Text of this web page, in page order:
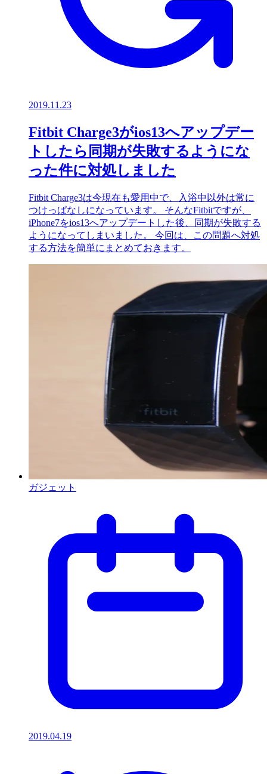
2019.11.23
Fitbit Charge3がios13へアップデー
トしたら同期が失敗するようにな
った件に対処しました
Fitbit Charge3は今現在も愛用中で、入浴中以外は常に
つけっぱなしになっています。 そんなFitbitですが、
iPhone7をios13へアップデートした後、同期が失敗する
ようになってしまいました。 今回は、この問題へ対処
する方法を簡単にまとめておきます。
ガジェット
2019.04.19